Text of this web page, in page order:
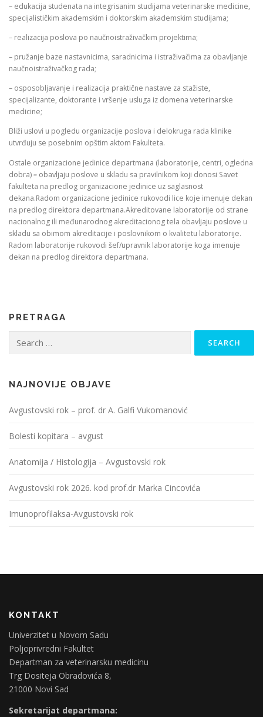
– edukacija studenata na integrisanim studijama veterinarske medicine,
specijalističkim akademskim i doktorskim akademskim studijama;
– realizacija poslova po naučnoistraživačkim projektima;
– pružanje baze nastavnicima, saradnicima i istraživačima za obavljanje
naučnoistraživačkog rada;
– osposobljavanje i realizacija praktične nastave za stažiste,
specijalizante, doktorante i vršenje usluga iz domena veterinarske
medicine;
Bliži uslovi u pogledu organizacije poslova i delokruga rada klinike
utvrđuju se posebnim opštim aktom Fakulteta.
Ostale organizacione jedinice departmana (laboratorije, centri, ogledna
dobra)– obavljaju poslove u skladu sa pravilnikom koji donosi Savet
fakulteta na predlog organizacione jedinice uz saglasnost
dekana.Radom organizacione jedinice rukovodi lice koje imenuje dekan
na predlog direktora departmana.Akreditovane laboratorije od strane
nacionalnog ili međunarodnog akreditacionog tela obavljaju poslove u
skladu sa obimom akreditacije i poslovnikom o kvalitetu laboratorije.
Radom laboratorije rukovodi šef/upravnik laboratorije koga imenuje
dekan na predlog direktora departmana.
PRETRAGA
for:
NAJNOVIJE OBJAVE
Avgustovski rok – prof. dr A. Galfi Vukomanović
Bolesti kopitara – avgust
Anatomija / Histologija – Avgustovski rok
Avgustovski rok 2026. kod prof.dr Marka Cincovića
Imunoprofilaksa-Avgustovski rok
KONTAKT
Univerzitet u Novom Sadu
Poljoprivredni Fakultet
Departman za veterinarsku medicinu
Trg Dositeja Obradovića 8,
21000 Novi Sad
Sekretarijat departmana: